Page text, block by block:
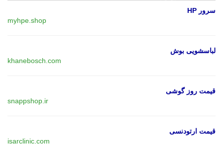
سرور HP
myhpe.shop
لباسشویی بوش
khanebosch.com
قیمت روز گوشی
snappshop.ir
قیمت ارتودنسی
isarclinic.com